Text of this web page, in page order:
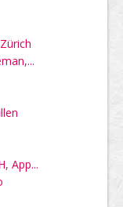
App...